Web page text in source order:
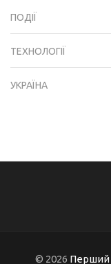
ПОДІЇ
ТЕХНОЛОГІЇ
УКРАЇНА
© 2026 Перший